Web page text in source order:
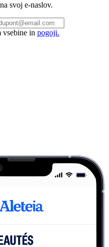
svoj e-naslov.
vsebine in pogoji.